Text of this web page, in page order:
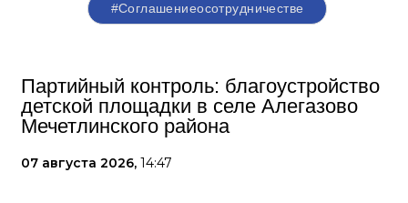
#Соглашениеосотрудничестве
Партийный контроль: благоустройство
детской площадки в селе Алегазово
Мечетлинского района
07 августа 2026, 14:47